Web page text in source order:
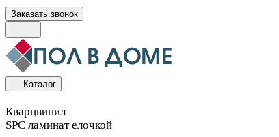
Заказать звонок
Каталог
Кварцвинил
SPC ламинат елочкой